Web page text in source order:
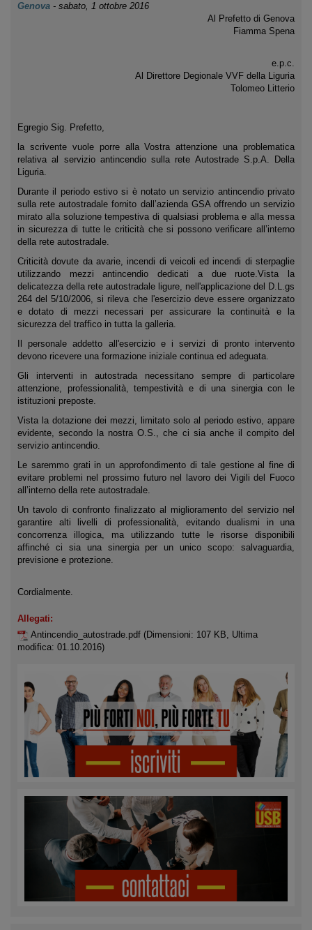
Genova - sabato, 1 ottobre 2016
Al Prefetto di Genova
Fiamma Spena
e.p.c.
Al Direttore Degionale VVF della Liguria
Tolomeo Litterio
Egregio Sig. Prefetto,
la scrivente vuole porre alla Vostra attenzione una problematica
relativa al servizio antincendio sulla rete Autostrade S.p.A. Della
Liguria.
Durante il periodo estivo si è notato un servizio antincendio privato
sulla rete autostradale fornito dall’azienda GSA offrendo un servizio
mirato alla soluzione tempestiva di qualsiasi problema e alla messa
in sicurezza di tutte le criticità che si possono verificare all’interno
della rete autostradale.
Criticità dovute da avarie, incendi di veicoli ed incendi di sterpaglie
utilizzando mezzi antincendio dedicati a due ruote.Vista la
delicatezza della rete autostradale ligure, nell'applicazione del D.L.gs
264 del 5/10/2006, si rileva che l'esercizio deve essere organizzato
e dotato di mezzi necessari per assicurare la continuità e la
sicurezza del traffico in tutta la galleria.
Il personale addetto all'esercizio e i servizi di pronto intervento
devono ricevere una formazione iniziale continua ed adeguata.
Gli interventi in autostrada necessitano sempre di particolare
attenzione, professionalità, tempestività e di una sinergia con le
istituzioni preposte.
Vista la dotazione dei mezzi, limitato solo al periodo estivo, appare
evidente, secondo la nostra O.S., che ci sia anche il compito del
servizio antincendio.
Le saremmo grati in un approfondimento di tale gestione al fine di
evitare problemi nel prossimo futuro nel lavoro dei Vigili del Fuoco
all’interno della rete autostradale.
Un tavolo di confronto finalizzato al miglioramento del servizio nel
garantire alti livelli di professionalità, evitando dualismi in una
concorrenza illogica, ma utilizzando tutte le risorse disponibili
affinché ci sia una sinergia per un unico scopo: salvaguardia,
previsione e protezione.
Cordialmente.
Allegati:
Antincendio_autostrade.pdf (Dimensioni: 107 KB, Ultima
modifica: 01.10.2016)